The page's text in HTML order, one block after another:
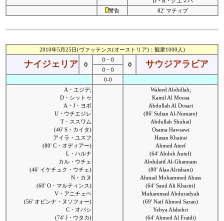
警告
82' マティプ
2010年5月25日(ヴァッテンス(オーストリア)：観衆1000人)
ナイジェリア ０
０−０
０
サウジアラビア
０−０
0-0
A・エジデ;
D・シットゥ
A・J・ヨボ
U・ウチエジレ
T・ススワム
(46' S・カイタ)
アイラ・ユスフ
(80' C・オディアー)
L・ハルナ
カル・ウチェ
(46' イケチュク・ウチェ)
N・カヌ
(60' O・マルティンス)
V・アニチェベ
(56' オビンナ・ヌソフォー)
C・オバシ
(74' J・ウタカ)
Waleed Abdullah;
Kamil Al Mousa
Abdullah Al Dosari
(86' Sultan Al-Numare)
Abdullah Shuhail
Osama Hawsawi
Hasan Khairat
Ahmed Ateef
(64' Abdoh Autef)
Abdulatif Al-Ghannam
(80' Alaa Alrishani)
Ahmad Mohammed Abass
(64' Saud Ali Khariri)
Muhammad Abduradyah
(69' Naif Ahmed Saran)
Yehya Alshehri
(64' Ahmed Al Fraidi)